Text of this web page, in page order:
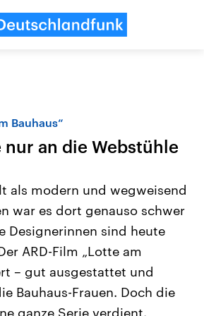
Anhalt
am 6.
neuen
Koalition aus
USA
Aktuelle Beiträge,
Hintergründe
Wirtschaftlich und
gehören die Vereinigten
mit großem Einfluss auf
Bauhaus“
an die Webstühle
als modern und wegweisend
war es dort genauso schwer
Designerinnen sind heute
ARD-Film „Lotte am
– gut ausgestattet und
Bauhaus-Frauen. Doch die
ganze Serie verdient.